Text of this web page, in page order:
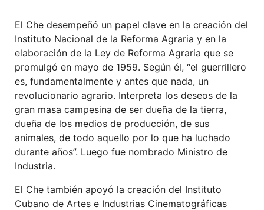
El Che desempeñó un papel clave en la creación del
Instituto Nacional de la Reforma Agraria y en la
elaboración de la Ley de Reforma Agraria que se
promulgó en mayo de 1959. Según él, “el guerrillero
es, fundamentalmente y antes que nada, un
revolucionario agrario. Interpreta los deseos de la
gran masa campesina de ser dueña de la tierra,
dueña de los medios de producción, de sus
animales, de todo aquello por lo que ha luchado
durante años”. Luego fue nombrado Ministro de
Industria.
El Che también apoyó la creación del Instituto
Cubano de Artes e Industrias Cinematográficas